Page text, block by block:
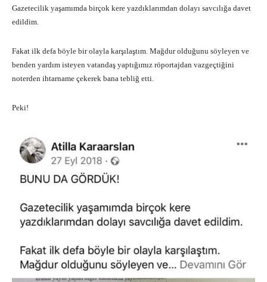
Gazetecilik yaşamımda birçok kere yazdıklarımdan dolayı savcılığa davet
edildim.
Fakat ilk defa böyle bir olayla karşılaştım. Mağdur olduğunu söyleyen ve
benden yardım isteyen vatandaş yaptığımız röportajdan vazgeçtiğini
noterden ihtarname çekerek bana tebliğ etti.
Peki!